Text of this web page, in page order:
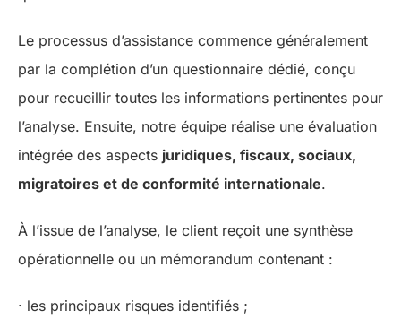
Le processus d’assistance commence généralement
par la complétion d’un questionnaire dédié, conçu
pour recueillir toutes les informations pertinentes pour
l’analyse. Ensuite, notre équipe réalise une évaluation
intégrée des aspects juridiques, fiscaux, sociaux,
migratoires et de conformité internationale.
À l’issue de l’analyse, le client reçoit une synthèse
opérationnelle ou un mémorandum contenant :
· les principaux risques identifiés ;